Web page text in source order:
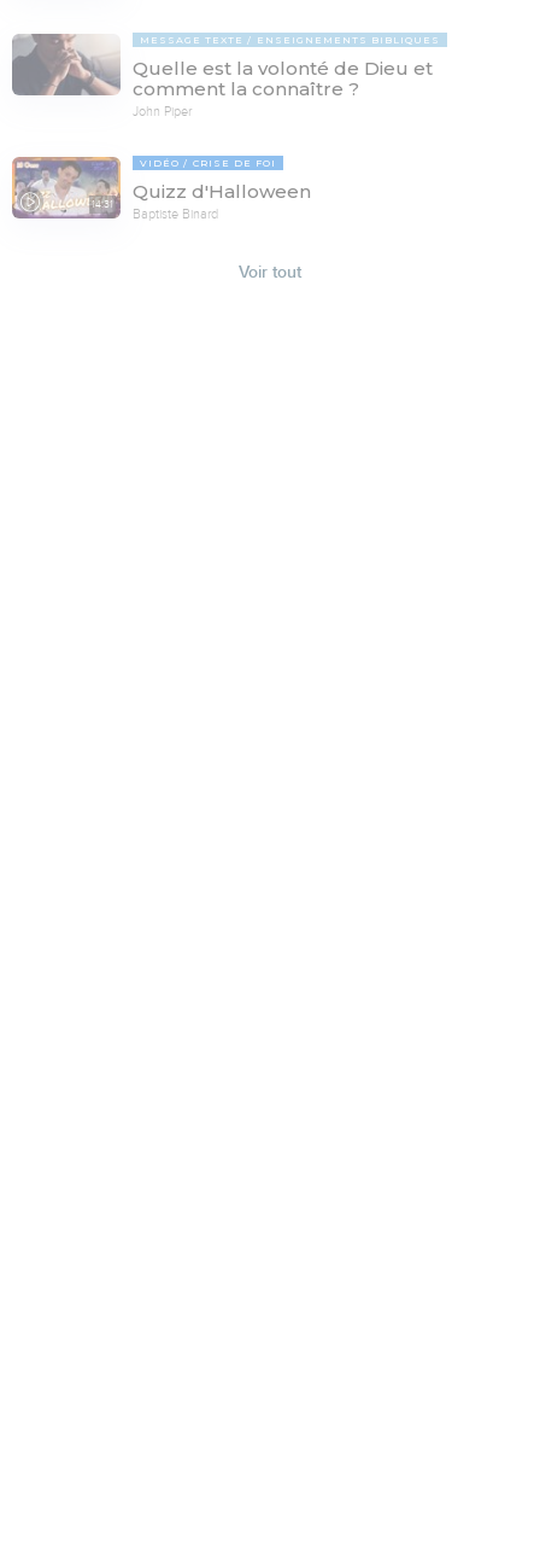
MESSAGE TEXTE ENSEIGNEMENTS BIBLIQUES
Quelle est la volonté de Dieu et
comment la connaître ?
John Piper
14:31
VIDÉO CRISE DE FOI
Quizz d'Halloween
Baptiste Binard
Voir tout